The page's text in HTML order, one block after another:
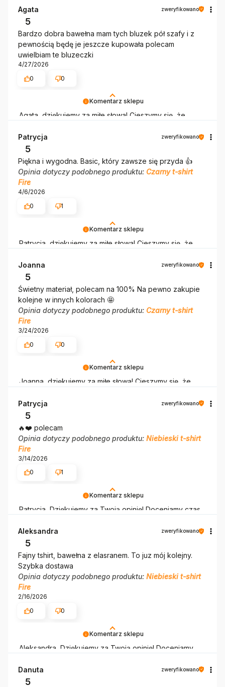
doświadczeniem. Jesteśmy szczęśliwi, że mamy takich
klientów. Z pozdrowieniami, obsługa sklepu.
Komentarz sklepu
Agata, dziękujemy za miłe słowa! Cieszymy się, że
zapewnić odpowiednią obsługę tak świetnym klientom.
Dziękujemy raz jeszcze!
Agata zweryfikowano
5
Bardzo dobra bawełna mam tych bluzek pół szafy i z
pewnością będę je jeszcze kupowała polecam
uwielbiam te bluzeczki
4/27/2026
0
0
Komentarz sklepu
Patrycja, dziękujemy za miłe słowa! Cieszymy się, że
zapewnić odpowiednią obsługę tak świetnym klientom.
Dziękujemy raz jeszcze!
Patrycja zweryfikowano
5
Piękna i wygodna. Basic, który zawsze się przyda 👍️
Opinia dotyczy podobnego produktu: Czarny t-shirt
Fire
4/6/2026
0
1
Komentarz sklepu
Joanna, dziękujemy za miłe słowa! Cieszymy się, że
zapewnić odpowiednią obsługę tak świetnym klientom.
Dziękujemy raz jeszcze!
Joanna zweryfikowano
5
Świetny materiał, polecam na 100% Na pewno zakupie
kolejne w innych kolorach 🤩
Opinia dotyczy podobnego produktu: Czarny t-shirt
Fire
3/24/2026
0
0
Komentarz sklepu
Patrycja, Dziękujemy za Twoją opinię! Doceniamy czas
doświadczeniem. Jesteśmy szczęśliwi, że mamy takich
klientów. Z pozdrowieniami, obsługa sklepu.
Patrycja zweryfikowano
5
🔥❤️ polecam
Opinia dotyczy podobnego produktu: Niebieski t-shirt
Fire
3/14/2026
0
1
Komentarz sklepu
Aleksandra, Dziękujemy za Twoją opinię! Doceniamy
doświadczeniem. Jesteśmy szczęśliwi, że mamy takich
klientów. Z pozdrowieniami, obsługa sklepu.
Aleksandra zweryfikowano
5
Fajny tshirt, bawełna z elasranem. To juz mój kolejny.
Szybka dostawa
Opinia dotyczy podobnego produktu: Niebieski t-shirt
Fire
2/16/2026
0
0
Danuta zweryfikowano
5